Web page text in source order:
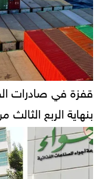
بنهاية الربع الثالث من